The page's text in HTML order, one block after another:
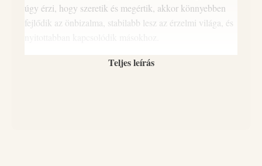
úgy érzi, hogy szeretik és megértik, akkor könnyebben
fejlődik az önbizalma, stabilabb lesz az érzelmi világa, és
A szeretetnyelvek segítenek abban, hogy ne csak adjunk
Teljes leírás